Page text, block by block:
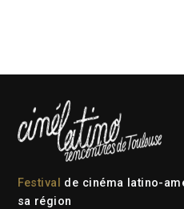
Festival
de cinéma latino-
sa région